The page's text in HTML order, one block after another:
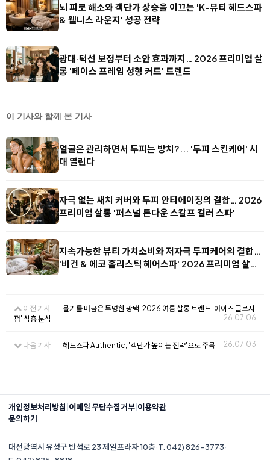
뇌 피로 해소와 객단가 상승을 이끄는 'K-뷰티 헤드스파
& 웰니스 라운지' 성공 전략
광대·턱선 보정부터 소안 효과까지… 2026 프리미엄 살
롱 '페이스 프레임 성형 커트' 트렌드
이 기사와 함께 본 기사
얼굴은 관리하면서 두피는 방치?... '두피 스킨케어' 시
대 열린다
자극 없는 새치 커버와 두피 안티에이징의 결합… 2026
프리미엄 살롱 '퍼스널 톤다운 스칼프 컬러 스파'
지속가능한 뷰티 가치소비와 저자극 두피케어의 결합…
'비건 & 에코 홀리스틱 헤어스파' 2026 프리미엄 살…
이전 기사
물기를 머금은 투명한 광택: 2026 여름 살롱 트렌드 '아이스 글로시
펌' 심층 분석
26.07.06
다음 기사 헤드스파 Authentic, '객단가 높이는 전략'으로 주목 26.07.03
개인정보처리방침 |이메일 무단수집거부|이용약관
문의하기
대전광역시 유성구 반석로 23 제일프라자 10층·T. 042) 826-3773·